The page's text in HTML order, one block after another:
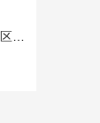
点将少年特训夏令营和其他军事训练营的区别？